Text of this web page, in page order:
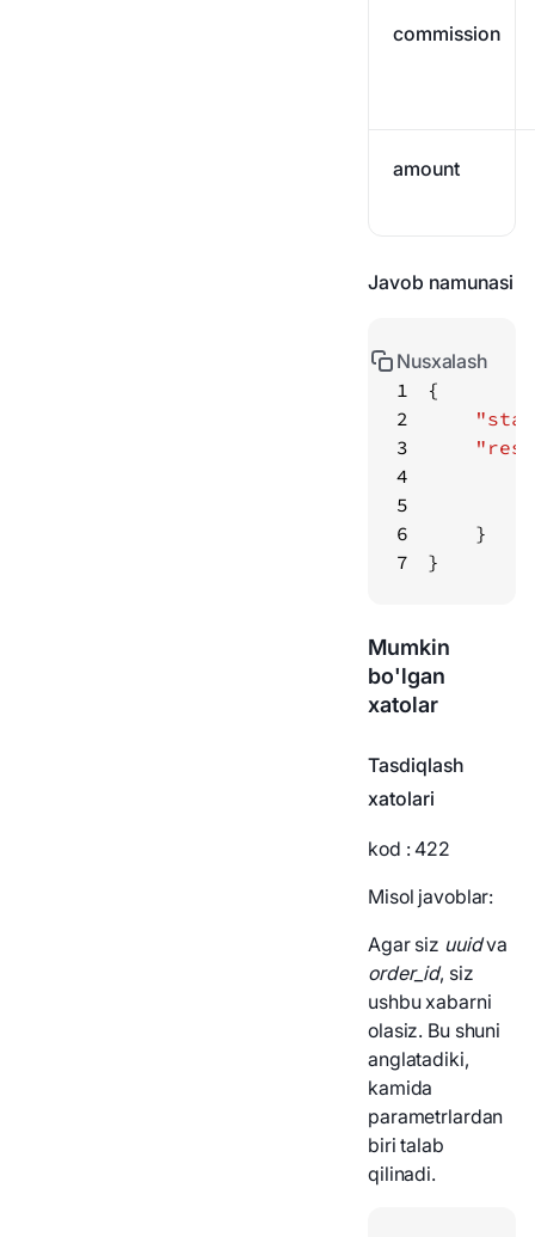
commission
amount
Javob namunasi
1
2
3
4
5
6
7
}
Nusxalash
Mumkin
bo'lgan
xatolar
Tasdiqlash
xatolari
kod : 422
Misol javoblar:
Agar siz uuidva
order_id, siz
ushbu xabarni
olasiz. Bu shuni
anglatadiki,
kamida
parametrlardan
biri talab
qilinadi.